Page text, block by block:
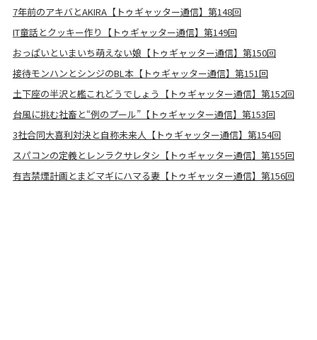
7年前のアキバとAKIRA【トゥギャッター通信】第148回
IT童話とクッキー作り【トゥギャッター通信】第149回
おっぱいといまいち萌えない娘【トゥギャッター通信】第150回
接待モンハンとシンジのBL本【トゥギャッター通信】第151回
土下座の半沢と艦これどうでしょう【トゥギャッター通信】第152回
台風に挑む社畜と“例のプール”【トゥギャッター通信】第153回
3社合同大喜利対決と自称未来人【トゥギャッター通信】第154回
スパコンの定義とレンラクサレタシ【トゥギャッター通信】第155回
有吉禁煙計画とまどマギにハマる妻【トゥギャッター通信】第156回